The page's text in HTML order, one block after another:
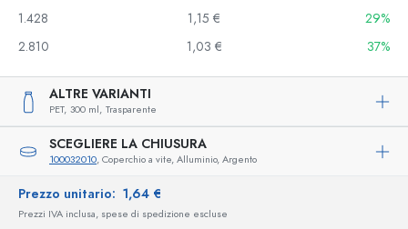
1.428
1,15 €
29%
2.810
1,03 € 37%
ALTRE VARIANTI
PET, 300 ml, Trasparente
SCEGLIERE LA CHIUSURA
100032010, Coperchio a vite, Alluminio, Argento
Prezzo unitario: 1,64 €
Prezzi IVA inclusa, spese di spedizione escluse